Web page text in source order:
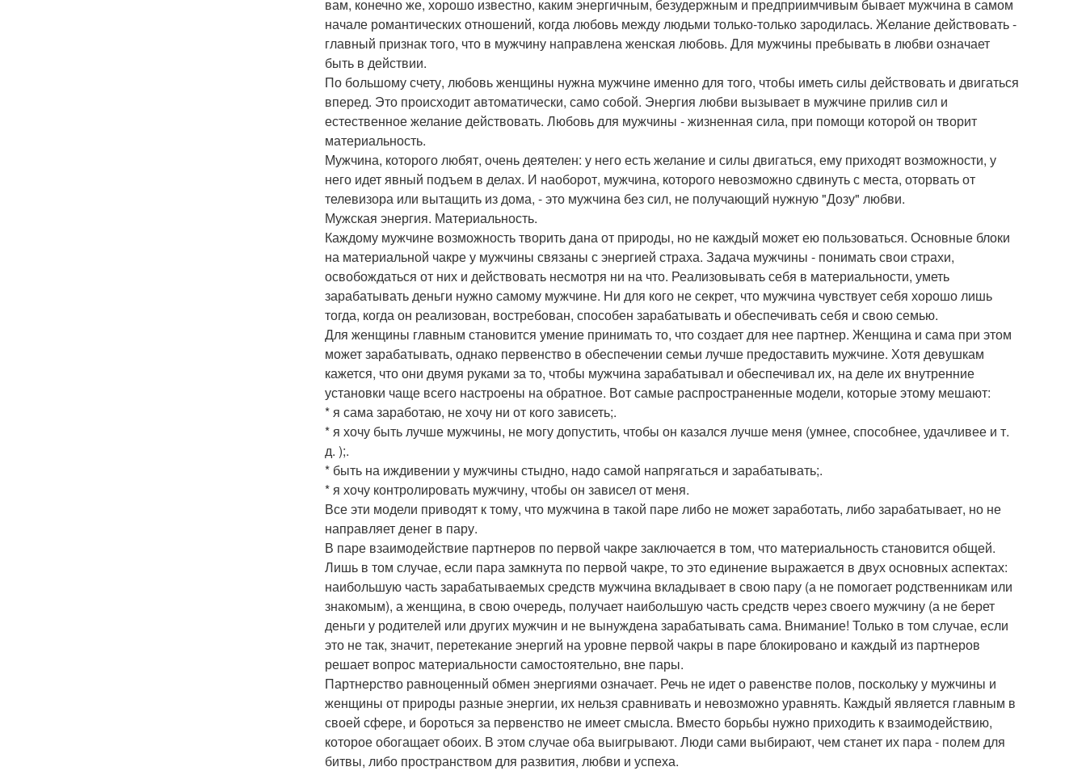
вам, конечно же, хорошо известно, каким энергичным, безудержным и предприимчивым бывает мужчина в самом
начале романтических отношений, когда любовь между людьми только-только зародилась. Желание действовать -
главный признак того, что в мужчину направлена женская любовь. Для мужчины пребывать в любви означает
быть в действии.
По большому счету, любовь женщины нужна мужчине именно для того, чтобы иметь силы действовать и двигаться
вперед. Это происходит автоматически, само собой. Энергия любви вызывает в мужчине прилив сил и
естественное желание действовать. Любовь для мужчины - жизненная сила, при помощи которой он творит
материальность.
Мужчина, которого любят, очень деятелен: у него есть желание и силы двигаться, ему приходят возможности, у
него идет явный подъем в делах. И наоборот, мужчина, которого невозможно сдвинуть с места, оторвать от
телевизора или вытащить из дома, - это мужчина без сил, не получающий нужную "Дозу" любви.
Мужская энергия. Материальность.
Каждому мужчине возможность творить дана от природы, но не каждый может ею пользоваться. Основные блоки
на материальной чакре у мужчины связаны с энергией страха. Задача мужчины - понимать свои страхи,
освобождаться от них и действовать несмотря ни на что. Реализовывать себя в материальности, уметь
зарабатывать деньги нужно самому мужчине. Ни для кого не секрет, что мужчина чувствует себя хорошо лишь
тогда, когда он реализован, востребован, способен зарабатывать и обеспечивать себя и свою семью.
Для женщины главным становится умение принимать то, что создает для нее партнер. Женщина и сама при этом
может зарабатывать, однако первенство в обеспечении семьи лучше предоставить мужчине. Хотя девушкам
кажется, что они двумя руками за то, чтобы мужчина зарабатывал и обеспечивал их, на деле их внутренние
установки чаще всего настроены на обратное. Вот самые распространенные модели, которые этому мешают:
* я сама заработаю, не хочу ни от кого зависеть;.
* я хочу быть лучше мужчины, не могу допустить, чтобы он казался лучше меня (умнее, способнее, удачливее и т.
д. );.
* быть на иждивении у мужчины стыдно, надо самой напрягаться и зарабатывать;.
* я хочу контролировать мужчину, чтобы он зависел от меня.
Все эти модели приводят к тому, что мужчина в такой паре либо не может заработать, либо зарабатывает, но не
направляет денег в пару.
В паре взаимодействие партнеров по первой чакре заключается в том, что материальность становится общей.
Лишь в том случае, если пара замкнута по первой чакре, то это единение выражается в двух основных аспектах:
наибольшую часть зарабатываемых средств мужчина вкладывает в свою пару (а не помогает родственникам или
знакомым), а женщина, в свою очередь, получает наибольшую часть средств через своего мужчину (а не берет
деньги у родителей или других мужчин и не вынуждена зарабатывать сама. Внимание! Только в том случае, если
это не так, значит, перетекание энергий на уровне первой чакры в паре блокировано и каждый из партнеров
решает вопрос материальности самостоятельно, вне пары.
Партнерство равноценный обмен энергиями означает. Речь не идет о равенстве полов, поскольку у мужчины и
женщины от природы разные энергии, их нельзя сравнивать и невозможно уравнять. Каждый является главным в
своей сфере, и бороться за первенство не имеет смысла. Вместо борьбы нужно приходить к взаимодействию,
которое обогащает обоих. В этом случае оба выигрывают. Люди сами выбирают, чем станет их пара - полем для
битвы, либо пространством для развития, любви и успеха.